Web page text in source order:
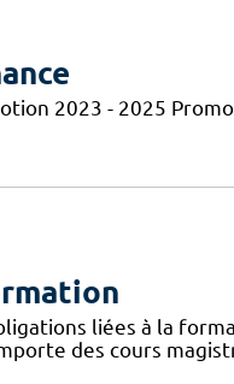
2023 - 2025
liées à la
des cours